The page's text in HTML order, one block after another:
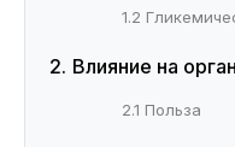
1.2
Влияние на
2.1 Польза